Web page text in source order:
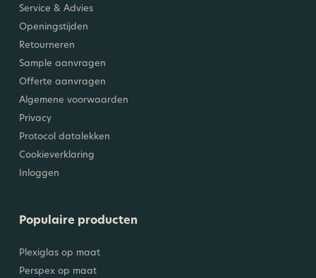
Service & Advies
Openingstijden
Retourneren
Sample aanvragen
Offerte aanvragen
Algemene voorwaarden
Privacy
Protocol datalekken
Cookieverklaring
Inloggen
Populaire producten
Plexiglas op maat
Perspex op maat